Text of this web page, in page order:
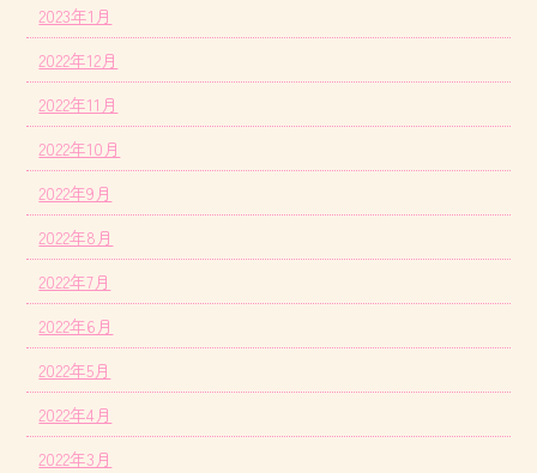
2023年1月
2022年12月
2022年11月
2022年10月
2022年9月
2022年8月
2022年7月
2022年6月
2022年5月
2022年4月
2022年3月